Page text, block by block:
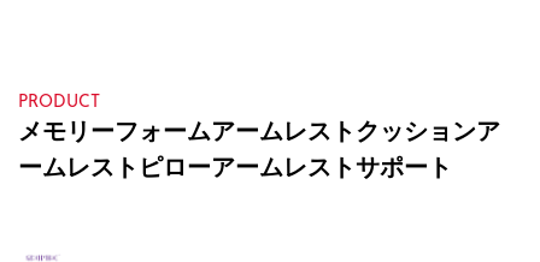
PRODUCT
メモリーフォームアームレストクッションア
ームレストピローアームレストサポート